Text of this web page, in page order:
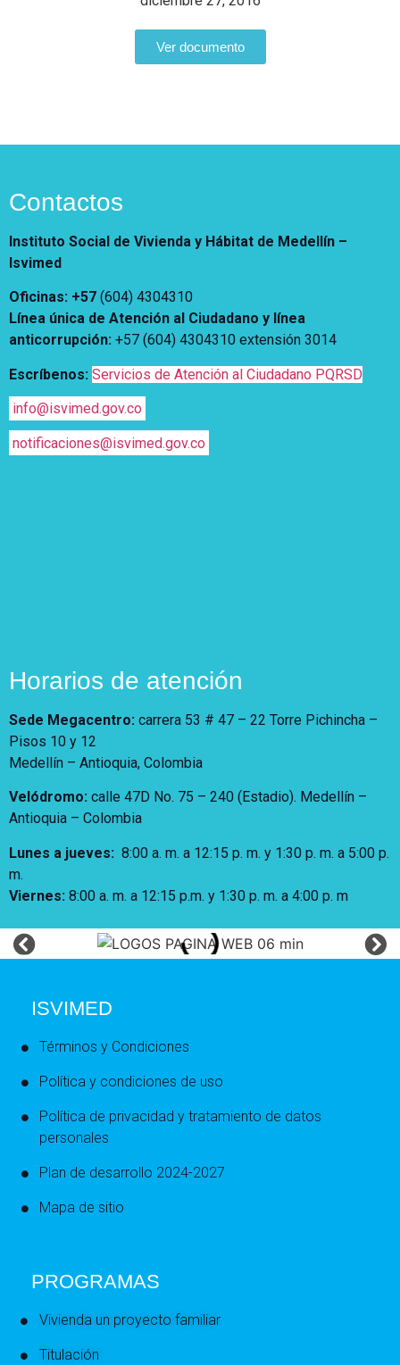
Vivienda Nueva
Vivienda un proyecto
Reconocimiento de
Acompañamiento Social
OPV-JVC
Rendición de cuentas
Encuesta de Percepción
Contraste
Más Información sobre Accesibilidad
Ver documento
Contactos
Instituto Social de Vivienda y Hábitat de Medellín –
Isvimed
Oficinas: +57 (604) 4304310
Línea única de Atención al Ciudadano y línea
anticorrupción: +57 (604) 4304310 extensión 3014
Escríbenos: Servicios de Atención al Ciudadano PQRSD
info@isvimed.gov.co
notificaciones@isvimed.gov.co
Horarios de atención
Sede Megacentro: carrera 53 # 47 – 22 Torre Pichincha –
Pisos 10 y 12
Medellín – Antioquia, Colombia
Velódromo: calle 47D No. 75 – 240 (Estadio). Medellín –
Antioquia – Colombia
Lunes a jueves: 8:00 a. m. a 12:15 p. m. y 1:30 p. m. a 5:00 p.
m.
Viernes: 8:00 a. m. a 12:15 p.m. y 1:30 p. m. a 4:00 p. m
ISVIMED
Términos y Condiciones
Política y condiciones de uso
Política de privacidad y tratamiento de datos
personales
Plan de desarrollo 2024-2027
Mapa de sitio
PROGRAMAS
Vivienda un proyecto familiar
Titulación